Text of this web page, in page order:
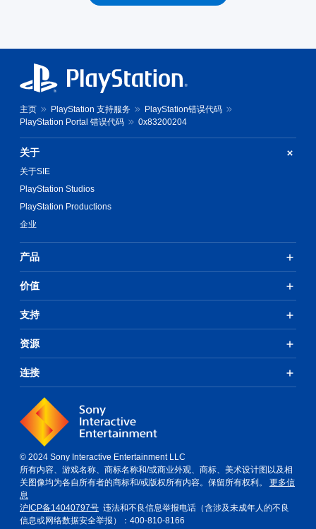
主页 PlayStation 支持服务
PlayStation错误代码
PlayStation Portal 错误代码
0x83200204
关于
关于SIE
PlayStation Studios
PlayStation Productions
企业
产品
价值
支持
资源
连接
© 2024 Sony Interactive Entertainment LLC
所有内容、游戏名称、商标名称和/或商业外观、商标、美术设计图以及相
关图像均为各自所有者的商标和/或版权所有内容。保留所有权利。 更多信
息
沪ICP备14040797号 违法和不良信息举报电话（含涉及未成年人的不良
信息或网络数据安全举报）：400-810-8166